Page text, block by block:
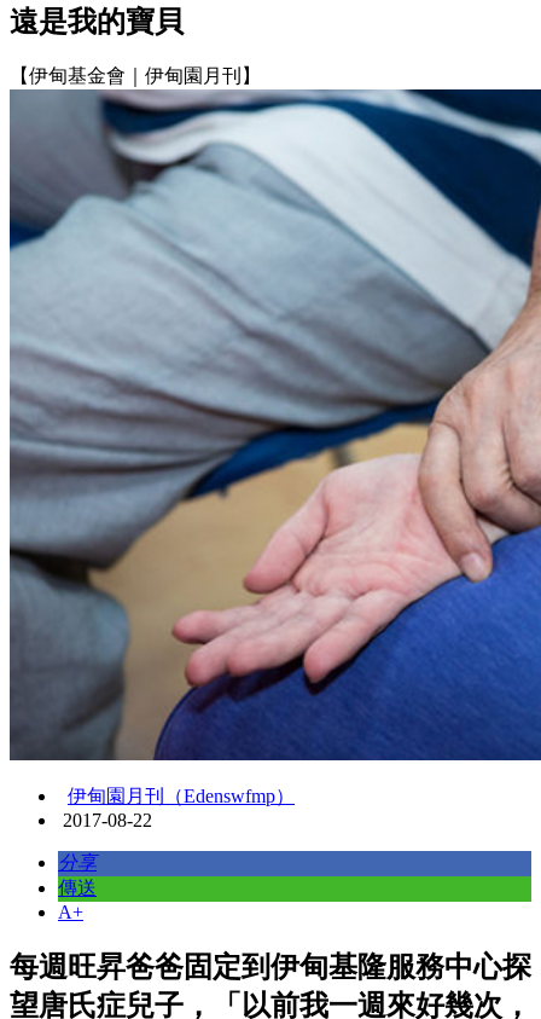
遠是我的寶貝
【伊甸基金會｜伊甸園月刊】
伊甸園月刊（Edenswfmp）
2017-08-22
分享
傳送
A+
每週旺昇爸爸固定到伊甸基隆服務中心探
望唐氏症兒子，「以前我一週來好幾次，